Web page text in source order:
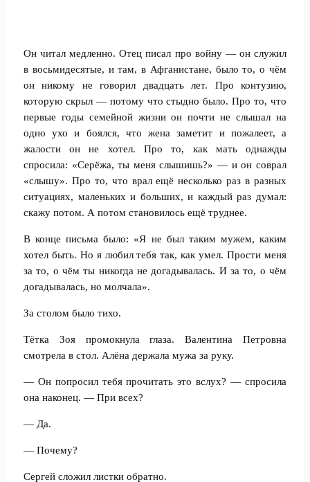
Он читал медленно. Отец писал про войну — он служил
в восьмидесятые, и там, в Афганистане, было то, о чём
он никому не говорил двадцать лет. Про контузию,
которую скрыл — потому что стыдно было. Про то, что
первые годы семейной жизни он почти не слышал на
одно ухо и боялся, что жена заметит и пожалеет, а
жалости он не хотел. Про то, как мать однажды
спросила: «Серёжа, ты меня слышишь?» — и он соврал
«слышу». Про то, что врал ещё несколько раз в разных
ситуациях, маленьких и больших, и каждый раз думал:
скажу потом. А потом становилось ещё труднее.
В конце письма было: «Я не был таким мужем, каким
хотел быть. Но я любил тебя так, как умел. Прости меня
за то, о чём ты никогда не догадывалась. И за то, о чём
догадывалась, но молчала».
За столом было тихо.
Тётка Зоя промокнула глаза. Валентина Петровна
смотрела в стол. Алёна держала мужа за руку.
— Он попросил тебя прочитать это вслух? — спросила
она наконец. — При всех?
— Да.
— Почему?
Сергей сложил листки обратно.